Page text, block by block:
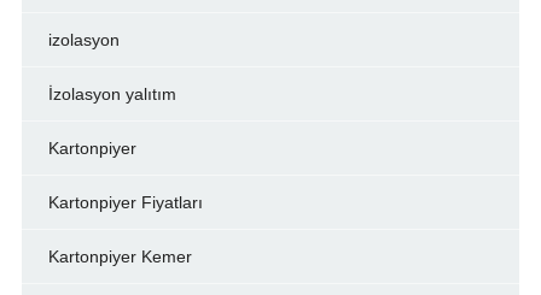
izolasyon
İzolasyon yalıtım
Kartonpiyer
Kartonpiyer Fiyatları
Kartonpiyer Kemer